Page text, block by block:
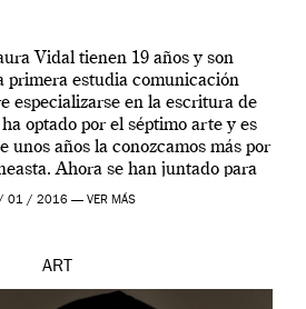
Vidal tienen 19 años y son
primera estudia comunicación
especializarse en la escritura de
optado por el séptimo arte y es
unos años la conozcamos más por
Ahora se han juntado para
una […]
01 / 2016 — VER MÁS
ART